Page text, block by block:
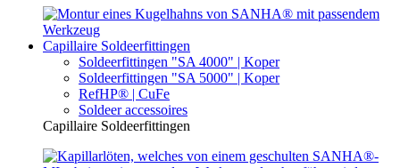
Capillaire Soldeerfittingen
Soldeerfittingen "SA 4000" | Koper
Soldeerfittingen "SA 5000" | Koper
RefHP® | CuFe
Soldeer accessoires
Capillaire Soldeerfittingen